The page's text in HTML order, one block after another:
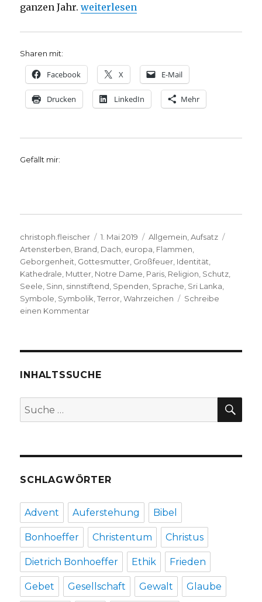
ganzen Jahr.„Die Sprache der Symbole, Christoph
weiterlesen
Sharen mit:
Facebook X E-Mail
Drucken LinkedIn Mehr
Gefällt mir:
Autor
christoph.fleischer
Veröffentlicht
am
1. Mai 2019 Kategorien
Allgemein,Aufsatz
Artensterben, Brand, Dach, europa, Flammen,
Geborgenheit, Gottesmutter, Großfeuer, Identität,
Kathedrale, Mutter, Notre Dame, Paris, Religion, Schutz,
Seele, Sinn, sinnstiftend, Spenden, Sprache, Sri Lanka,
Symbole, Symbolik,Terror,Wahrzeichen
Schreibe
einen Kommentarzu
Christoph
INHALTSSUCHE
Suche
nach:
SCHLAGWÖRTER
Advent Auferstehung Bibel
Bonhoeffer Christentum Christus
Dietrich Bonhoeffer Ethik Frieden
Gebet Gesellschaft Gewalt Glaube